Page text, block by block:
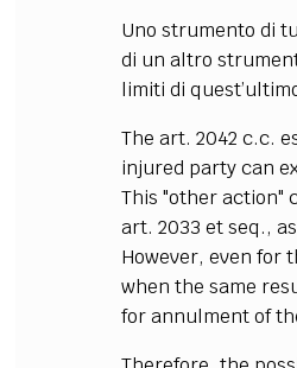
Uno strumento di
di un altro
limiti di
The art. 2042 c.c.
injured party can
This "other action"
art. 2033 et seq.,
However, even for
when the same
for annulment of